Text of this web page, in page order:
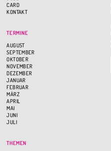
CARD
KONTAKT
TERMINE
AUGUST
SEPTEMBER
OKTOBER
NOVEMBER
DEZEMBER
JANUAR
FEBRUAR
MÄRZ
APRIL
MAI
JUNI
JULI
THEMEN